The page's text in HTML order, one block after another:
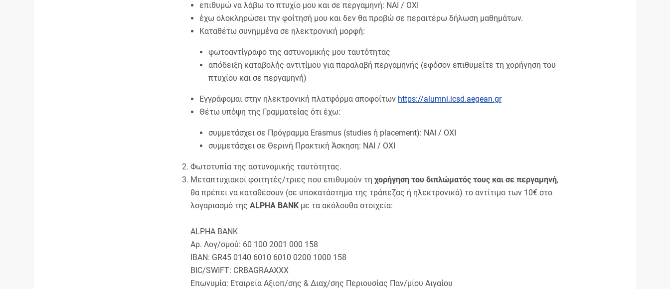
επιθυμώ να λάβω το πτυχίο μου και σε περγαμηνή: ΝΑΙ / ΟΧΙ
έχω ολοκληρώσει την φοίτησή μου και δεν θα προβώ σε περαιτέρω δήλωση μαθημάτων.
Καταθέτω συνημμένα σε ηλεκτρονική μορφή:
φωτοαντίγραφο της αστυνομικής μου ταυτότητας
απόδειξη καταβολής αντιτίμου για παραλαβή περγαμηνής (εφόσον επιθυμείτε τη χορήγηση του
πτυχίου και σε περγαμηνή)
Εγγράφομαι στην ηλεκτρονική πλατφόρμα αποφοίτων https://alumni.icsd.aegean.gr
Θέτω υπόψη της Γραμματείας ότι έχω:
συμμετάσχει σε Πρόγραμμα Erasmus (studies ή placement): ΝΑΙ / ΟΧΙ
συμμετάσχει σε Θερινή Πρακτική Άσκηση: ΝΑΙ / ΟΧΙ
Φωτοτυπία της αστυνομικής ταυτότητας.
Μεταπτυχιακοί φοιτητές/τριες που επιθυμούν τη χορήγηση του διπλώματός τους και σε περγαμηνή,
θα πρέπει να καταθέσουν (σε υποκατάστημα της τράπεζας ή ηλεκτρονικά) το αντίτιμο των 10€ στο
λογαριασμό της ALPHA BANK με τα ακόλουθα στοιχεία:
ALPHA BANK
Αρ. Λογ/σμού: 60 100 2001 000 158
IBAN: GR45 0140 6010 6010 0200 1000 158
BIC/SWIFT: CRBAGRAAXXX
Επωνυμία: Εταιρεία Αξιοπ/σης & Διαχ/σης Περιουσίας Παν/μίου Αιγαίου